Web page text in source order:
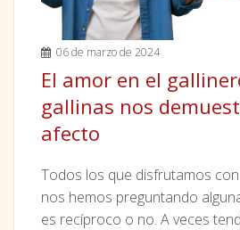
06 de marzo de 2024
El amor en el
gallinas nos
afecto
Todos los que disfrutamos
nos hemos preguntando
es recíproco o no. A veces